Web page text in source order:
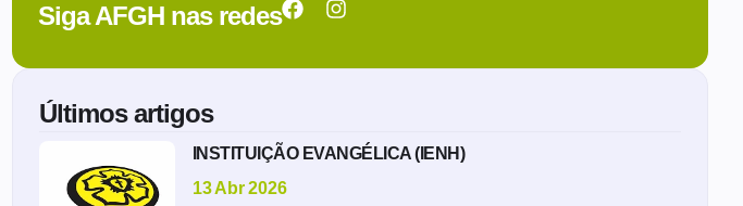
Siga AFGH nas redes
Últimos artigos
INSTITUIÇÃO EVANGÉLICA (IENH)
13 Abr 2026